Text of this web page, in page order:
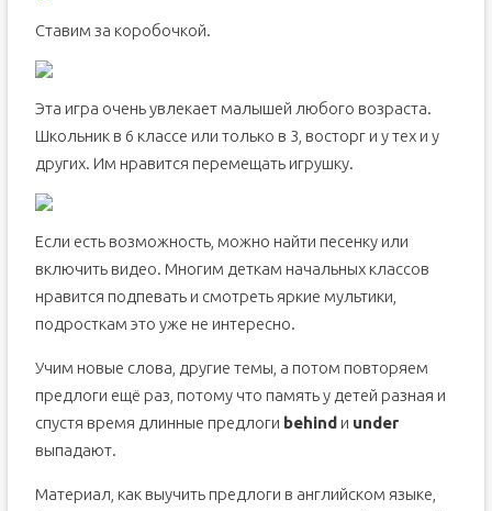
Ставим за коробочкой.
Эта игра очень увлекает малышей любого возраста.
Школьник в 6 классе или только в 3, восторг и у тех и у
других. Им нравится перемещать игрушку.
Если есть возможность, можно найти песенку или
включить видео. Многим деткам начальных классов
нравится подпевать и смотреть яркие мультики,
подросткам это уже не интересно.
Учим новые слова, другие темы, а потом повторяем
предлоги ещё раз, потому что память у детей разная и
спустя время длинные предлоги behindи under
выпадают.
Материал, как выучить предлоги в английском языке,